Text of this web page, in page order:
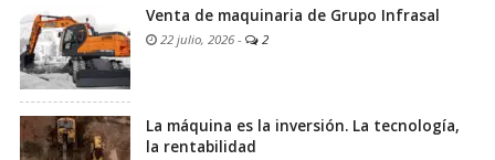
Venta de maquinaria de Grupo Infrasal
22 julio, 2026 - 2
La máquina es la inversión. La tecnología,
la rentabilidad